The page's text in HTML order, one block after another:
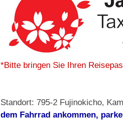
*Bitte bringen Sie Ihren
Standort: 795-2 Fujinokicho,
dem Fahrrad ankommen,